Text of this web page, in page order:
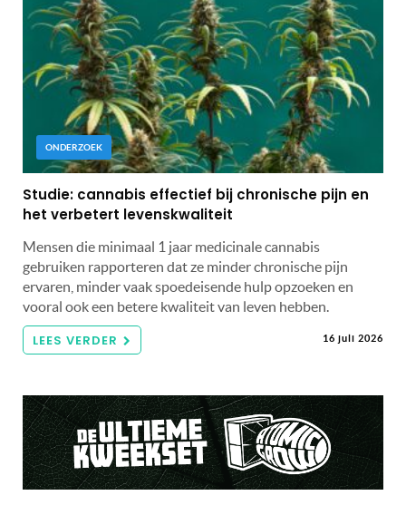
ONDERZOEK
Studie: cannabis effectief bij chronische pijn en
het verbetert levenskwaliteit
Mensen die minimaal 1 jaar medicinale cannabis
gebruiken rapporteren dat ze minder chronische pijn
ervaren, minder vaak spoedeisende hulp opzoeken en
vooral ook een betere kwaliteit van leven hebben.
LEES VERDER 16 juli 2026